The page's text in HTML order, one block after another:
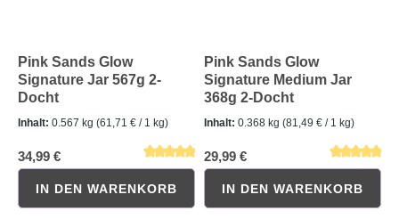
Pink Sands Glow
Signature Jar 567g 2-
Docht
Inhalt: 0.567 kg (61,71 € / 1 kg)
34,99 €
IN DEN WARENKORB
Pink Sands Glow
Signature Medium Jar
368g 2-Docht
Inhalt: 0.368 kg (81,49 € / 1 kg)
29,99 €
IN DEN WARENKORB